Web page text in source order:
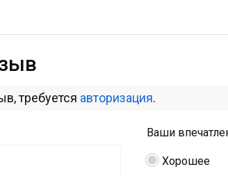
требуется авторизация.
Ваши
Хорошее